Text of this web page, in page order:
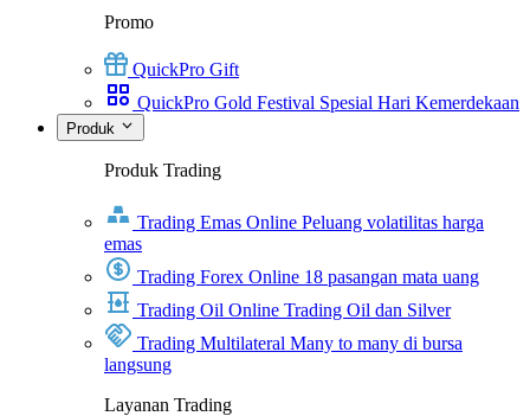
Promo
QuickPro Gift
QuickPro Gold Festival Spesial Hari Kemerdekaan
Produk
Produk Trading
Trading Emas Online Peluang volatilitas harga
emas
Trading Forex Online 18 pasangan mata uang
Trading Oil Online Trading Oil dan Silver
Trading Multilateral Many to many di bursa
langsung
Layanan Trading